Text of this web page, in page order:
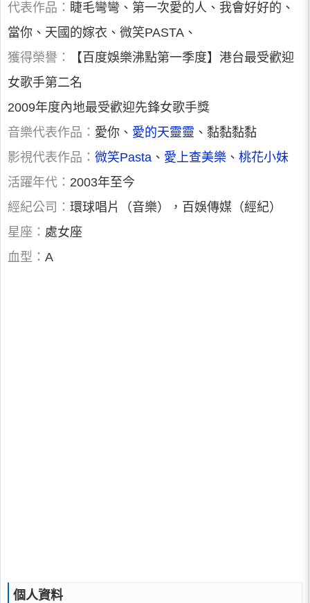
代表作品： 睫毛彎彎、第一次愛的人、我會好好的、
當你、天國的嫁衣、微笑PASTA、
獲得榮譽：
【百度娛樂沸點第一季度】港台最受歡迎
女歌手第二名
2009年度內地最受歡迎先鋒女歌手獎
音樂代表作品： 愛你、 愛的天靈靈 、黏黏黏黏
影視代表作品： 微笑Pasta 、 愛上查美樂 、 桃花小妹
活躍年代： 2003年至今
經紀公司： 環球唱片（音樂），百娛傳媒（經紀）
星座： 處女座
血型： A
個人資料